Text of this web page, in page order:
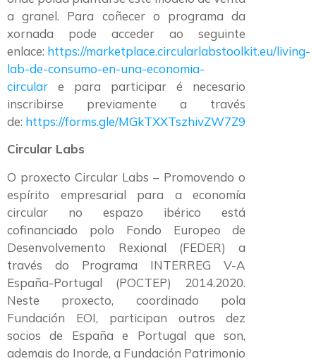
a granel. Para coñecer o programa da
xornada pode acceder ao seguinte
enlace: https://marketplace.circularlabstoolkit.eu/living-
lab-de-consumo-en-una-economia-
circular e para participar é necesario
inscribirse previamente a través
de: https://forms.gle/MGkTXXTszhivZW7Z9
Circular Labs
O proxecto Circular Labs – Promovendo o
espírito empresarial para a economía
circular no espazo ibérico está
cofinanciado polo Fondo Europeo de
Desenvolvemento Rexional (FEDER) a
través do Programa INTERREG V-A
España-Portugal (POCTEP) 2014.2020.
Neste proxecto, coordinado pola
Fundación EOI, participan outros dez
socios de España e Portugal que son,
ademais do Inorde, a Fundación Patrimonio